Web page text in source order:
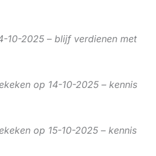
10-2025 – blijf verdienen met
op 14-10-2025 – kennis
op 15-10-2025 – kennis